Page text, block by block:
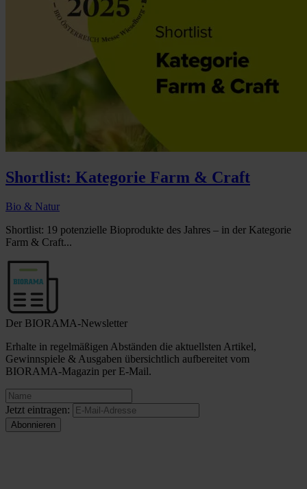
Shortlist: Kategorie Farm & Craft
Bio & Natur
Shortlist: 19 potenzielle Bioprodukte des Jahres – in der Kategorie
Farm & Craft...
Der BIORAMA-Newsletter
Erhalte in regelmäßigen Abständen die aktuellsten Artikel,
Gewinnspiele & Ausgaben übersichtlich aufbereitet vom
BIORAMA-Magazin per E-Mail.
Jetzt eintragen: